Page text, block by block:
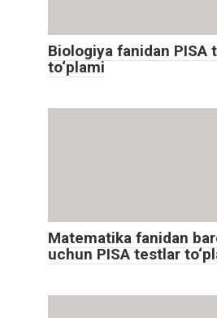
Biologiya fanidan PISA
to‘plami
Matematika fanidan
uchun PISA testlar